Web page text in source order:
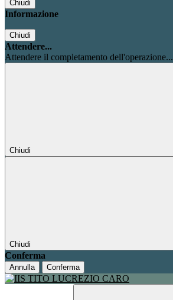
Chiudi
Informazione
Chiudi
Attendere...
Attendere il completamento dell'operazione...
Chiudi
Chiudi
Conferma
Annulla Conferma